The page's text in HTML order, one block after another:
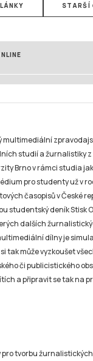
STARŠÍ
multimediální
studií a žurnalistiky
Brno v rámci studia
pro studenty už v
časopisů v České
studentský deník Stisk
dalších
dílny je
tak může vyzkoušet
či publicistického
a připravit se tak na
pro tvorbu